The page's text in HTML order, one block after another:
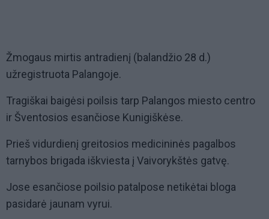
Žmogaus mirtis antradienį (balandžio 28 d.)
užregistruota Palangoje.
Tragiškai baigėsi poilsis tarp Palangos miesto centro
ir Šventosios esančiose Kunigiškėse.
Prieš vidurdienį greitosios medicininės pagalbos
tarnybos brigada iškviesta į Vaivorykštės gatvę.
Jose esančiose poilsio patalpose netikėtai bloga
pasidarė jaunam vyrui.